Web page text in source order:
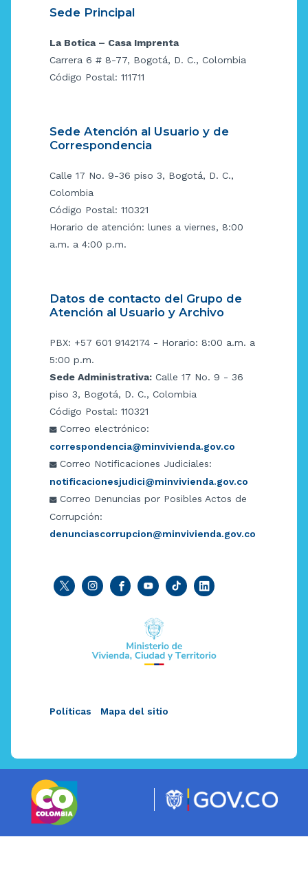
Sede Principal
La Botica – Casa Imprenta
Carrera 6 # 8-77, Bogotá, D. C., Colombia
Código Postal: 111711
Sede Atención al Usuario y de
Correspondencia
Calle 17 No. 9-36 piso 3, Bogotá, D. C.,
Colombia
Código Postal: 110321
Horario de atención: lunes a viernes, 8:00
a.m. a 4:00 p.m.
Datos de contacto del Grupo de
Atención al Usuario y Archivo
PBX: +57 601 9142174 - Horario: 8:00 a.m. a
5:00 p.m.
Sede Administrativa: Calle 17 No. 9 - 36
piso 3, Bogotá, D. C., Colombia
Código Postal: 110321
Correo electrónico:
correspondencia@minvivienda.gov.co
Correo Notificaciones Judiciales:
notificacionesjudici@minvivienda.gov.co
Correo Denuncias por Posibles Actos de
Corrupción:
denunciascorrupcion@minvivienda.gov.co
Políticas Mapa del sitio